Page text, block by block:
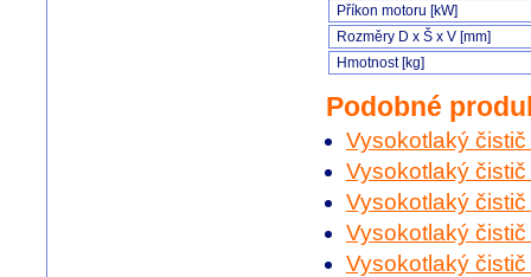
Příkon motoru [kW]
Rozměry D x Š x V [mm]
Hmotnost [kg]
Podobné
Vysokotlaký
Vysokotlaký
Vysokotlaký
Vysokotlaký
Vysokotlaký